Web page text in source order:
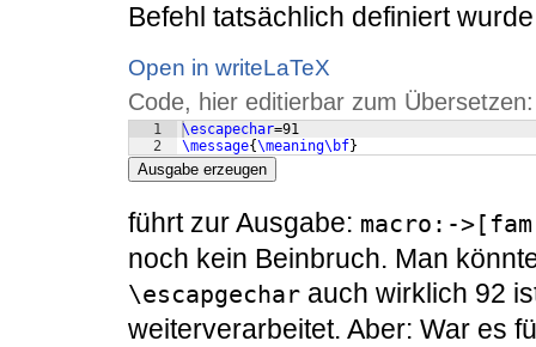
Befehl tatsächlich definiert
Open in writeLaTeX
Code, hier editierbar zum Übersetzen:
1
2
\escapechar=91
\message{\meaning\bf}
Ausgabe erzeugen
führt zur Ausgabe: macro:-
noch kein Beinbruch. Man
\escapgechar auch wirklich 92
weiterverarbeitet. Aber: War es